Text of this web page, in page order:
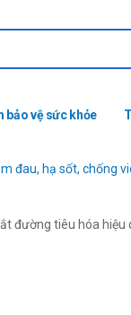
bảo vệ sức khỏe
đau, hạ sốt, chống